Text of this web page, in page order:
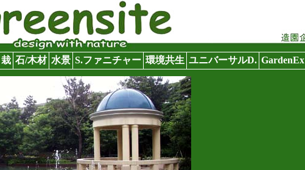
石/木材 水景 S.ファニチャー 環境共生 ユニバーサルD. GardenEx